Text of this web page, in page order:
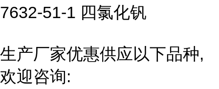
7632-51-1 四氯化钒
生产厂家优惠供应以下品种,
欢迎咨询: